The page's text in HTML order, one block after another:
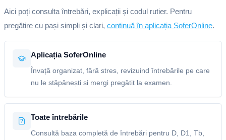
Aici poți consulta întrebări, explicații și codul rutier. Pentru
pregătire cu pași simpli și clari, continuă în aplicația SoferOnline.
Aplicația SoferOnline
Învață organizat, fără stres, revizuind întrebările pe care
nu le stăpânești și mergi pregătit la examen.
Toate întrebările
Consultă baza completă de întrebări pentru D, D1, Tb,